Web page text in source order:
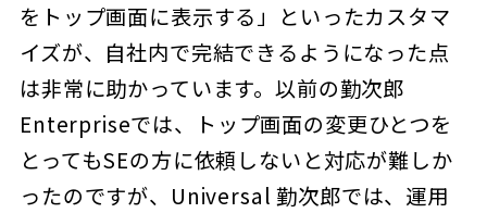
をトップ画面に表示する」といったカスタマ
イズが、自社内で完結できるようになった点
は非常に助かっています。以前の勤次郎
Enterpriseでは、トップ画面の変更ひとつを
とってもSEの方に依頼しないと対応が難しか
ったのですが、Universal 勤次郎では、運用